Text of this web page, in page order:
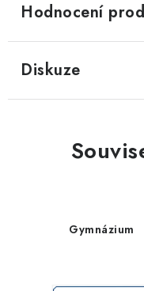
Hodnocení
Diskuze
Gymnázium